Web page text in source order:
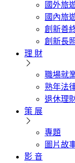
國外旅
國內旅
創新善
創新長
理 財
職場就
熟年法
退休理
策 展
專題
圖片故
影 音